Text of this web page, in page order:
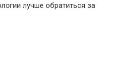
лучше обратиться за